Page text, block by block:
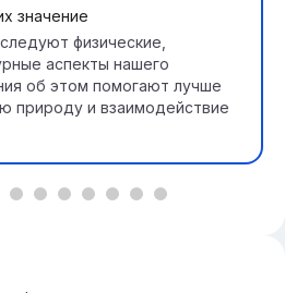
значение
физические,
аспекты нашего
об этом помогают лучше
природу и взаимодействие